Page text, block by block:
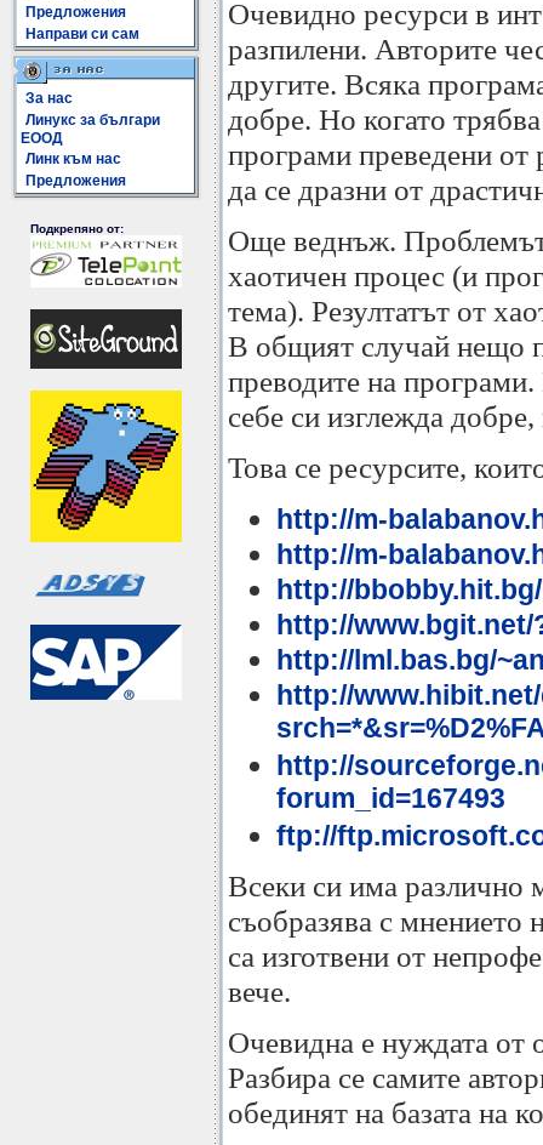
Предложения
Направи си сам
За нас
Линукс за българи
ЕООД
Линк към нас
Предложения
Подкрепяно от:
Очевидно ресурси в
разпилени. Авторите
другите. Всяка
добре. Но когато
програми преведени от
да се дразни от
Още веднъж.
хаотичен процес (и
тема). Резултатът от
В общият случай нещо
преводите на
себе си изглежда
Това се ресурсите,
http://m-
http://m-
http://
http://www.bgit.net/
http://lml.bas.bg/
http://
http://
forum_id=167493
ftp://
Всеки си има различно
съобразява с мнението
са изготвени от
вече.
Очевидна е нуждата от
Разбира се самите
обединят на базата на